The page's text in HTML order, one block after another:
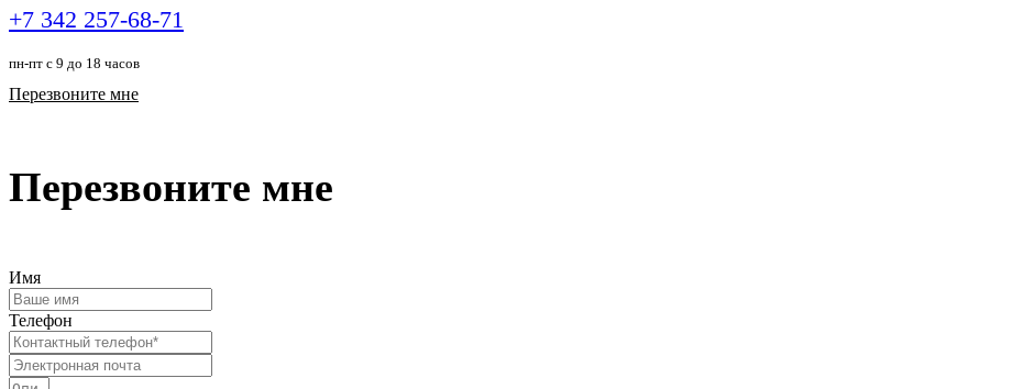
+7 342 257-68-71
пн-пт с 9 до 18 часов
Перезвоните мне
Перезвоните мне
Имя
Телефон